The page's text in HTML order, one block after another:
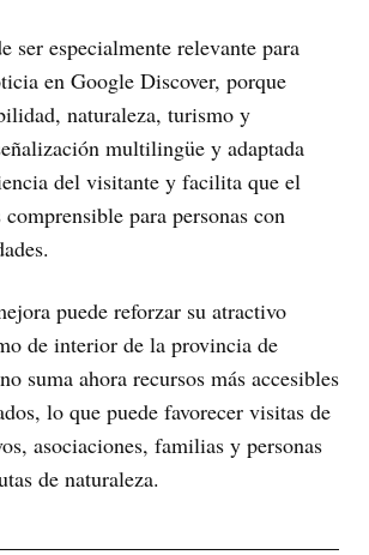
ser especialmente relevante para
en Google Discover, porque
naturaleza, turismo y
multilingüe y adaptada
del visitante y facilita que el
comprensible para personas con
puede reforzar su atractivo
de interior de la provincia de
suma ahora recursos más accesibles
lo que puede favorecer visitas de
asociaciones, familias y personas
de naturaleza.